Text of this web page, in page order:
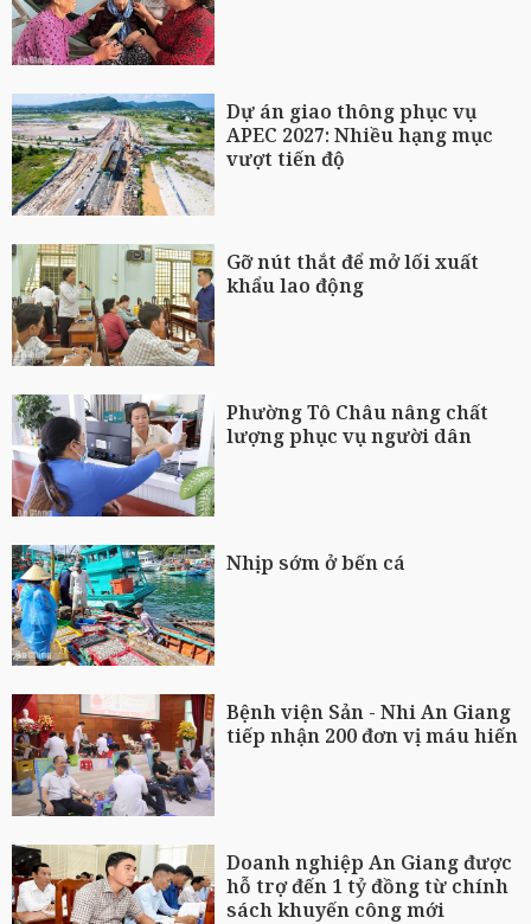
Dự án giao thông phục vụ
APEC 2027: Nhiều hạng mục
vượt tiến độ
Gỡ nút thắt để mở lối xuất
khẩu lao động
Phường Tô Châu nâng chất
lượng phục vụ người dân
Nhịp sớm ở bến cá
Bệnh viện Sản - Nhi An Giang
tiếp nhận 200 đơn vị máu hiến
Doanh nghiệp An Giang được
hỗ trợ đến 1 tỷ đồng từ chính
sách khuyến công mới